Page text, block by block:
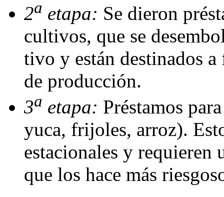
2a etapa: Se dieron
cultivos, que se
tivo y están destinados
de producción.
3a etapa: Préstamos
yuca, frijoles, arroz).
estacionales y requieren
que los hace más